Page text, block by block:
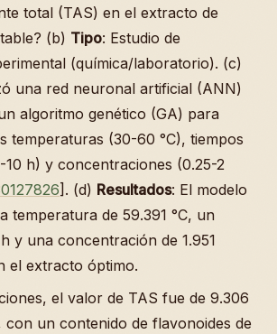
total (TAS) en el extracto de
(b) Tipo: Estudio de
(química/laboratorio). (c)
una red neuronal artificial (ANN)
algoritmo genético (GA) para
temperaturas (30-60 °C), tiempos
h) y concentraciones (0.25-2
]. (d) Resultados: El modelo
temperatura de 59.391 °C, un
y una concentración de 1.951
el extracto óptimo.
el valor de TAS fue de 9.306
un contenido de flavonoides de